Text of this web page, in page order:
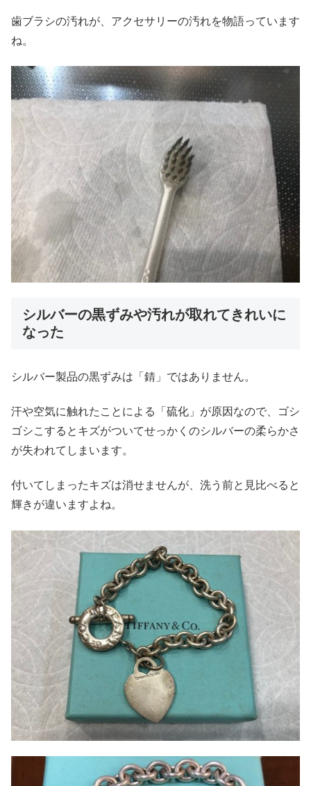
歯ブラシの汚れが、アクセサリーの汚れを物語っています
ね。
シルバーの黒ずみや汚れが取れてきれいに
なった
シルバー製品の黒ずみは「錆」ではありません。
汗や空気に触れたことによる「硫化」が原因なので、ゴシ
ゴシこするとキズがついてせっかくのシルバーの柔らかさ
が失われてしまいます。
付いてしまったキズは消せませんが、洗う前と見比べると
輝きが違いますよね。